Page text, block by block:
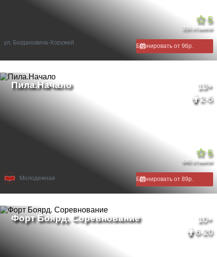
5
316 отзывов
ул. Богдановича-Хоружей Бронировать от 96р.
13+
2-5
5
646 отзывов
Молодежная Бронировать от 89р.
10+
6-20